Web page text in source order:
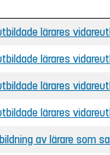
lärares
lärares
lärares
lärares
av lärare som